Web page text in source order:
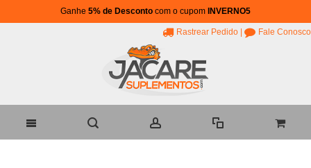
Ganhe 5% de Desconto com o cupom INVERNO5
Rastrear Pedido Fale Conosco